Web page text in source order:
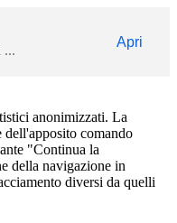
...
Apri
anonimizzati. La
dell'apposito comando
"Continua la
della navigazione in
diversi da quelli